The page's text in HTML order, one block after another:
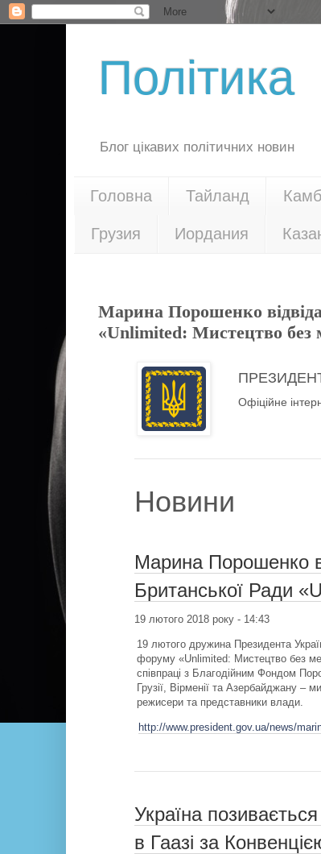
Політика
Блог цікавих політичних новин
Головна Тайланд
Грузия Иордания
Марина Порошенко
«Unlimited: Мистецтво без
Офіційне
Новини
Марина Порошенко
Британської Ради
19 лютого 2018 року - 14:43
19 лютого дружина Президента
форуму «Unlimited: Мистецтво без
співпраці з Благодійним Фондом
Грузії, Вірменії та Азербайджану –
режисери та представники влади.
http://www.president.gov.ua/news/
Україна
в Гаазі за